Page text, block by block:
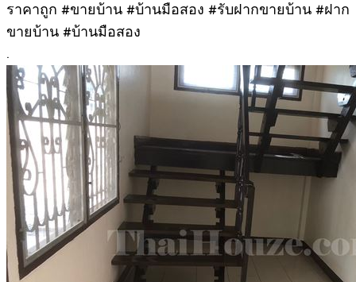
ราคาถูก #ขายบ้าน #บ้านมือสอง #รับฝากขายบ้าน #ฝาก
ขายบ้าน #บ้านมือสอง
.